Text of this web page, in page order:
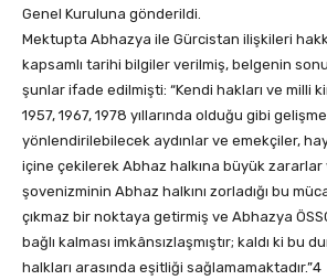
Genel Kuruluna gönderildi.
Mektupta Abhazya ile Gürcistan ilişkileri
kapsamlı tarihi bilgiler verilmiş, belgenin
şunlar ifade edilmişti: “Kendi hakları ve milli
1957, 1967, 1978 yıllarında olduğu gibi
yönlendirilebilecek aydınlar ve emekçiler,
içine çekilerek Abhaz halkına büyük zararlar
şovenizminin Abhaz halkını zorladığı bu
çıkmaz bir noktaya getirmiş ve Abhazya
bağlı kalması imkânsızlaşmıştır; kaldı ki bu
halkları arasında eşitliği sağlamamaktadır.”4